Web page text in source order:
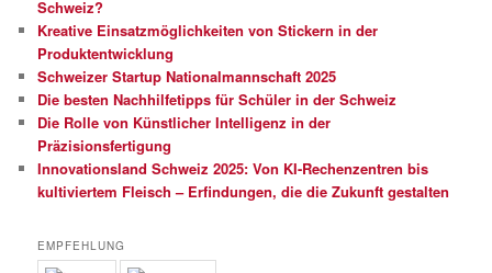
Schweiz?
Kreative Einsatzmöglichkeiten von Stickern in der
Produktentwicklung
Schweizer Startup Nationalmannschaft 2025
Die besten Nachhilfetipps für Schüler in der Schweiz
Die Rolle von Künstlicher Intelligenz in der
Präzisionsfertigung
Innovationsland Schweiz 2025: Von KI-Rechenzentren bis
kultiviertem Fleisch – Erfindungen, die die Zukunft gestalten
EMPFEHLUNG